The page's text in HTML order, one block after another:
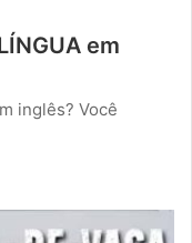
em
inglês? Você